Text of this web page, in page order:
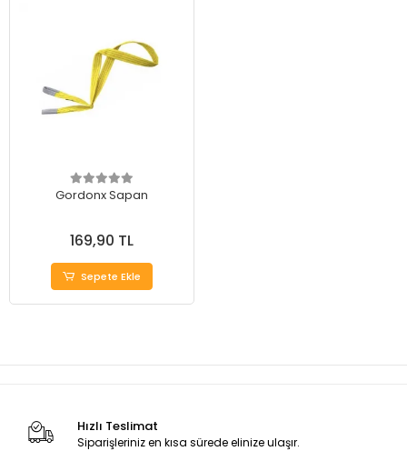
Gordonx Sapan
169,90 TL
Sepete Ekle
Hızlı Teslimat
Siparişleriniz en kısa sürede elinize ulaşır.